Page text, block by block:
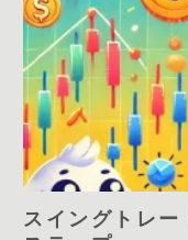
スイングトレ